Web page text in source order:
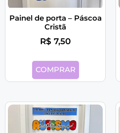
Painel de porta – Páscoa
Cristã
R$ 7,50
COMPRAR